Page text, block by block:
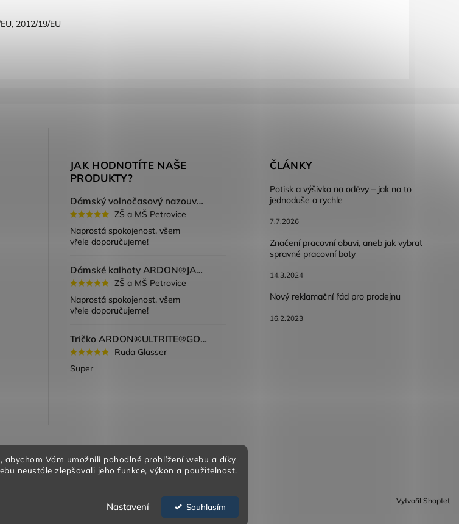
abychom Vám umožnili pohodlné prohlížení webu a díky
neustále zlepšovali jeho funkce, výkon a použitelnost.
Souhlasím
Nastavení
2012/19/EU
JAK HODNOTÍTE NAŠE
PRODUKTY?
Dámský volnočasový nazouvák ARDON®JUNO - růžová
ZŠ a MŠ Petrovice
Naprostá spokojenost, všem
vřele doporučujeme!
Dámské kalhoty ARDON®JASVENA šedá
ZŠ a MŠ Petrovice
Naprostá spokojenost, všem
vřele doporučujeme!
Tričko ARDON®ULTRITE®GO! dámské růžová
Ruda Glasser
Super
ČLÁNKY
Potisk a výšivka na oděvy – jak na to
jednoduše a rychle
7.7.2026
Značení pracovní obuvi, aneb jak vybrat
spravné pracovní boty
14.3.2024
Nový reklamační řád pro prodejnu
16.2.2023
Vytvořil Shoptet